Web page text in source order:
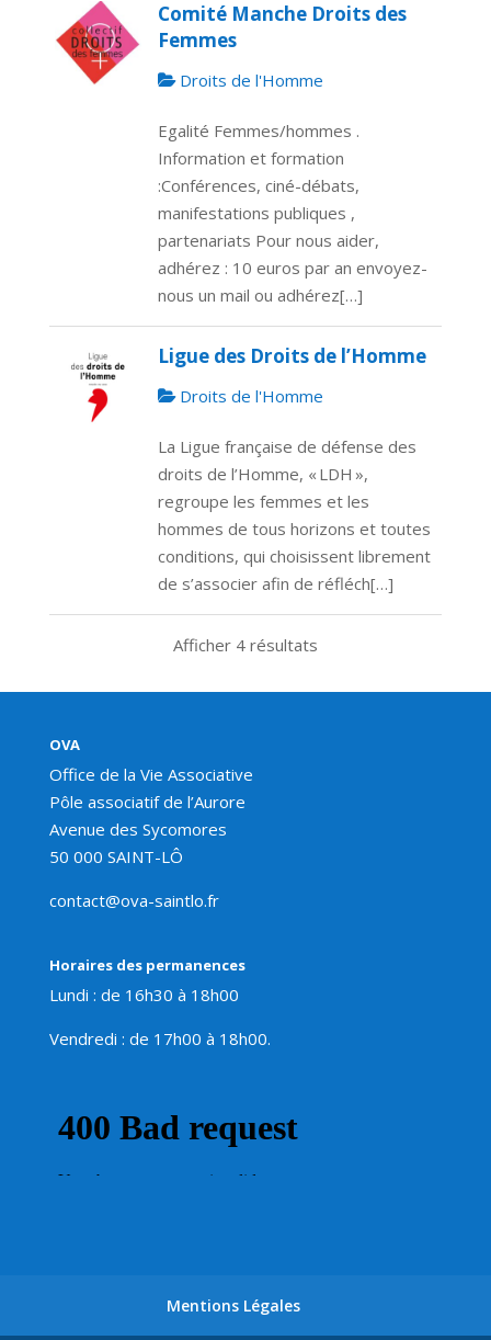
Comité Manche Droits des
Femmes
Droits de l'Homme
Egalité Femmes/hommes .
Information et formation
:Conférences, ciné-débats,
manifestations publiques ,
partenariats Pour nous aider,
adhérez : 10 euros par an envoyez-
nous un mail ou adhérez[…]
Ligue des Droits de l’Homme
Droits de l'Homme
La Ligue française de défense des
droits de l’Homme, « LDH »,
regroupe les femmes et les
hommes de tous horizons et toutes
conditions, qui choisissent librement
de s’associer afin de réfléch[…]
Afficher 4 résultats
OVA
Office de la Vie Associative
Pôle associatif de l’Aurore
Avenue des Sycomores
50 000 SAINT-LÔ
contact@ova-saintlo.fr
Horaires des permanences
Lundi : de 16h30 à 18h00
Vendredi : de 17h00 à 18h00.
Mentions Légales